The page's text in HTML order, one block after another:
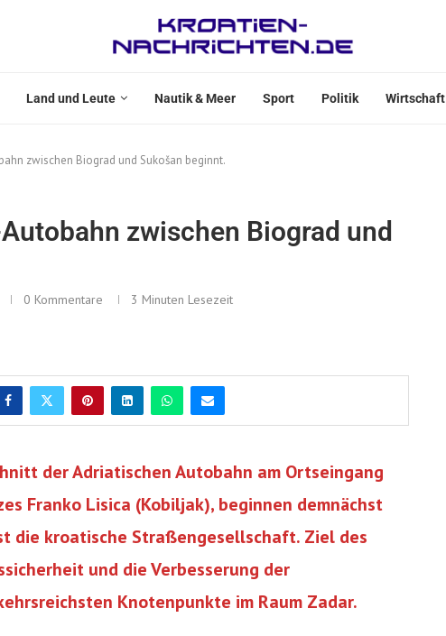
Land und Leute Nautik & Meer Sport Politik Wirtschaft
zwischen Biograd und Sukošan beginnt.
zwischen Biograd und
0 Kommentare 3 Minuten Lesezeit
der Adriatischen Autobahn am Ortseingang
Franko Lisica (Kobiljak), beginnen demnächst
die kroatische Straßengesellschaft. Ziel des
und die Verbesserung der
Knotenpunkte im Raum Zadar.